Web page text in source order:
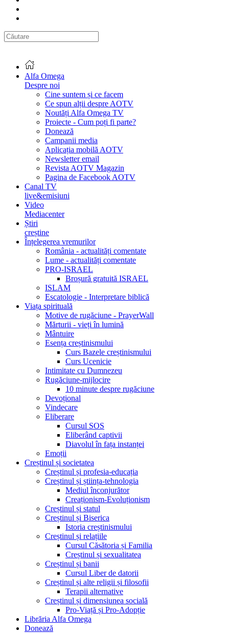
Alfa Omega
Despre noi
Cine suntem și ce facem
Ce spun alții despre AOTV
Noutăți Alfa Omega TV
Proiecte - Cum poți fi parte?
Donează
Campanii media
Aplicația mobilă AOTV
Newsletter email
Revista AOTV Magazin
Pagina de Facebook AOTV
Canal TV
live&emisiuni
Video
Mediacenter
Știri
creștine
Înțelegerea vremurilor
România - actualități comentate
Lume - actualități comentate
PRO-ISRAEL
Broșură gratuită ISRAEL
ISLAM
Escatologie - Interpretare biblică
Viața spirituală
Motive de rugăciune - PrayerWall
Mărturii - vieți în lumină
Mântuire
Esența creștinismului
Curs Bazele creștinismului
Curs Ucenicie
Intimitate cu Dumnezeu
Rugăciune-mijlocire
10 minute despre rugăciune
Devoțional
Vindecare
Eliberare
Cursul SOS
Eliberând captivii
Diavolul în fața instanței
Emoții
Creștinul și societatea
Creștinul și profesia-educația
Creștinul și știința-tehnologia
Mediul înconjurător
Creaționism-Evoluționism
Creștinul și statul
Creștinul și Biserica
Istoria creștinismului
Creștinul și relațiile
Cursul Căsătoria și Familia
Creștinul și sexualitatea
Creștinul și banii
Cursul Liber de datorii
Creștinul și alte religii și filosofii
Terapii alternative
Creștinul și dimensiunea socială
Pro-Viață și Pro-Adopție
Librăria Alfa Omega
Donează